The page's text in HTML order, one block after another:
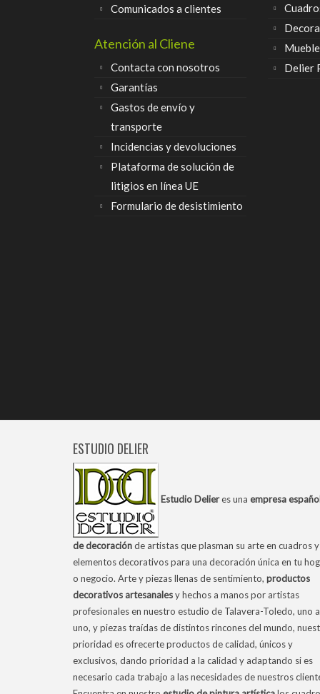
Comunicados a clientes
Atención al Cliene
Contacta con nosotros
Garantías
Gastos de envío y
transporte
Incidencias y devoluciones
Plataforma de solución de
litigios en línea UE
Formulario de desistimiento
Delier
ESTUDIO DELIER
Estudio Delieres una empresa
de decoraciónde artistas que plasman su arte en cuadros y
elementos decorativos para una decoración única en tu
o negocio. Arte y piezas llenas de sentimiento, productos
decorativos artesanalesy hechos a manos por artistas
profesionales en nuestro estudio de Talavera-Toledo, uno a
uno, y piezas traídas de distintos rincones del mundo,
prioridad es ofrecerte productos de calidad, únicos y
exclusivos, dando prioridad a la calidad y adaptando si es
necesario cada trabajo a las necesidades de nuestros